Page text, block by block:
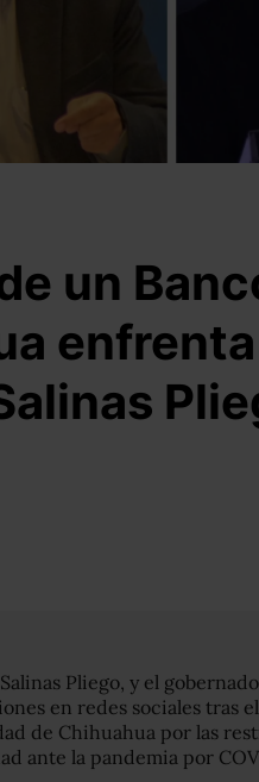
un
Pliego, y el
en redes sociales tras
de Chihuahua por las
ante la pandemia por